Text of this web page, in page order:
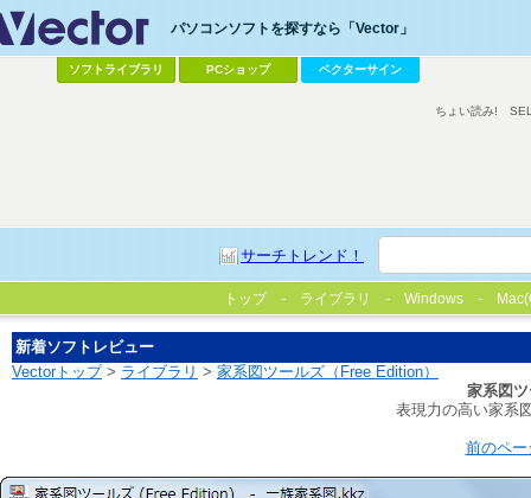
パソコンソフトを探すなら「Vector」
ソフトライブラリ PCショップ ベクターサイン
サーチトレンド！
ちょい読み!
トップ ライブラリ Windows
新着ソフトレビュー
Vectorトップ> ライブラリ > 家系図ツールズ（Free Edition）
家系図
表現力の高い家系
前のペ